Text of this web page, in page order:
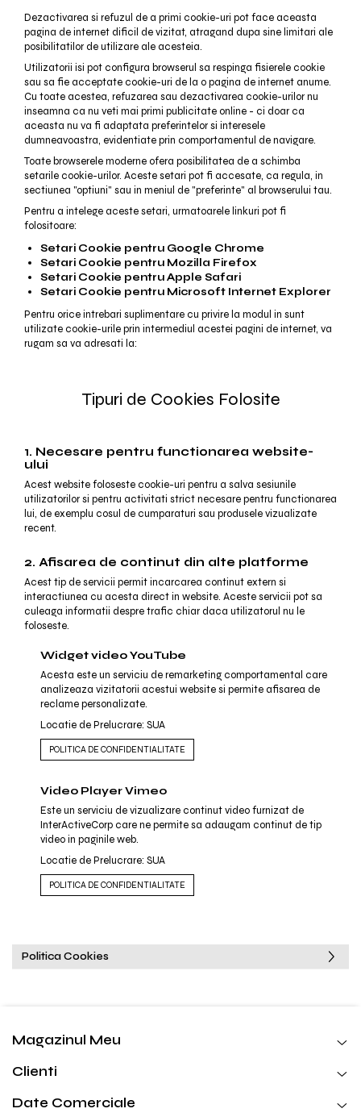
Dezactivarea si refuzul de a primi cookie-uri pot face aceasta
pagina de internet dificil de vizitat, atragand dupa sine limitari ale
posibilitatilor de utilizare ale acesteia.
Utilizatorii isi pot configura browserul sa respinga fisierele cookie
sau sa fie acceptate cookie-uri de la o pagina de internet anume.
Cu toate acestea, refuzarea sau dezactivarea cookie-urilor nu
inseamna ca nu veti mai primi publicitate online - ci doar ca
aceasta nu va fi adaptata preferintelor si interesele
dumneavoastra, evidentiate prin comportamentul de navigare.
Toate browserele moderne ofera posibilitatea de a schimba
setarile cookie-urilor. Aceste setari pot fi accesate, ca regula, in
sectiunea "optiuni" sau in meniul de "preferinte" al browserului tau.
Pentru a intelege aceste setari, urmatoarele linkuri pot fi
folositoare:
Setari Cookie pentru Google Chrome
Setari Cookie pentru Mozilla Firefox
Setari Cookie pentru Apple Safari
Setari Cookie pentru Microsoft Internet Explorer
Pentru orice intrebari suplimentare cu privire la modul in sunt
utilizate cookie-urile prin intermediul acestei pagini de internet, va
rugam sa va adresati la:
Tipuri de Cookies Folosite
1. Necesare pentru functionarea website-
ului
Acest website foloseste cookie-uri pentru a salva sesiunile
utilizatorilor si pentru activitati strict necesare pentru functionarea
lui, de exemplu cosul de cumparaturi sau produsele vizualizate
recent.
2. Afisarea de continut din alte platforme
Acest tip de servicii permit incarcarea continut extern si
interactiunea cu acesta direct in website. Aceste servicii pot sa
culeaga informatii despre trafic chiar daca utilizatorul nu le
foloseste.
Widget video YouTube
Acesta este un serviciu de remarketing comportamental care
analizeaza vizitatorii acestui website si permite afisarea de
reclame personalizate.
Locatie de Prelucrare: SUA
POLITICA DE CONFIDENTIALITATE
Video Player Vimeo
Este un serviciu de vizualizare continut video furnizat de
InterActiveCorp care ne permite sa adaugam continut de tip
video in paginile web.
Locatie de Prelucrare: SUA
POLITICA DE CONFIDENTIALITATE
Politica Cookies
Magazinul Meu
Clienti
Date Comerciale